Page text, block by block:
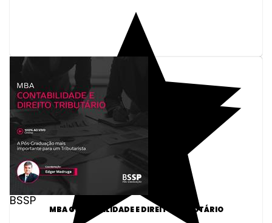
BSSP
MBA CONTABILIDADE E DIREITO TRIBUTÁRIO